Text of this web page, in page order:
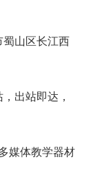
蜀山区长江西
出站即达，
媒体教学器材‌